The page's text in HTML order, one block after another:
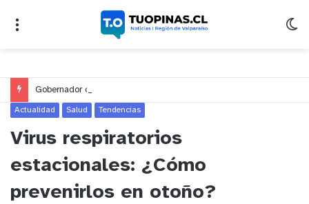
Actualidad Salud Tendencias
Virus respiratorios
estacionales: ¿Cómo
prevenirlos en otoño?